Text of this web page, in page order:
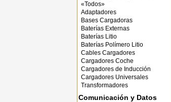
«Todos»
Adaptadores
Bases Cargadoras
Baterías Externas
Baterías Litio
Baterías Polímero Litio
Cables Cargadores
Cargadores Coche
Cargadores de Inducción
Cargadores Universales
Transformadores
Comunicación y Datos